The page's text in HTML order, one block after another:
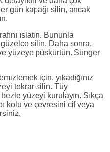
gün kapağı silin, ancak
ıslatın. Bununla
güzelce silin. Daha sonra,
yüzeye püskürtün. Sünger
için, yıkadığınız
tekrar silin. Tüy
yüzeyi kurulayın. Sıkça
kolu ve çevresini cif veya